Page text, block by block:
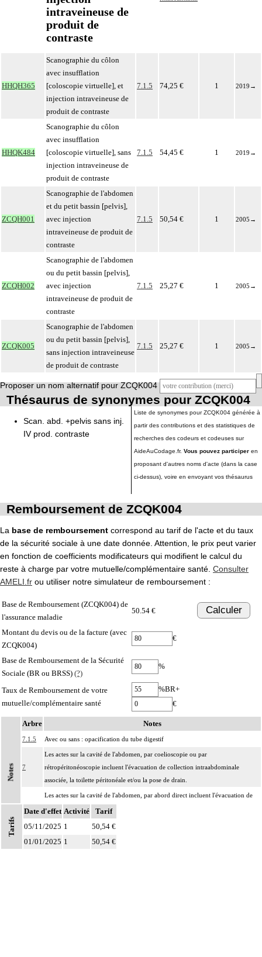
intraveineuse de
produit de
contraste
HHQH365
Scanographie du côlon
avec insufflation
[coloscopie virtuelle], et
injection intraveineuse de
produit de contraste
7.1.5 74,25 € 1 2019 →
HHQK484
Scanographie du côlon
avec insufflation
[coloscopie virtuelle], sans
injection intraveineuse de
produit de contraste
7.1.5 54,45 € 1 2019 →
ZCQH001
Scanographie de l'abdomen
et du petit bassin [pelvis],
avec injection
intraveineuse de produit de
contraste
7.1.5 50,54 € 1 2005 →
ZCQH002
Scanographie de l'abdomen
ou du petit bassin [pelvis],
avec injection
intraveineuse de produit de
contraste
7.1.5 25,27 € 1 2005 →
ZCQK005
Scanographie de l'abdomen
ou du petit bassin [pelvis],
sans injection intraveineuse
de produit de contraste
7.1.5 25,27 € 1 2005 →
Proposer un nom alternatif pour ZCQK004
Thésaurus de synonymes pour ZCQK004
Scan. abd. +pelvis sans inj.
IV prod. contraste
Liste de synonymes pour ZCQK004 générée à
partir des contributions et des statistiques de
recherches des codeurs et codeuses sur
AideAuCodage.fr. Vous pouvez participer en
proposant d'autres noms d'acte (dans la case
ci-dessus), voire en envoyant vos thésaurus
Remboursement de ZCQK004
La base de remboursement correspond au tarif de l'acte et du taux
de la sécurité sociale à une date donnée. Attention, le prix peut varier
en fonction de coefficients modificateurs qui modifient le calcul du
reste à charge par votre mutuelle/complémentaire santé. Consulter
AMELI.fr ou utiliser notre simulateur de remboursement :
Base de Remboursement (ZCQK004) de
l'assurance maladie
50.54 € Calculer
Montant du devis ou de la facture (avec
ZCQK004)
€
Base de Remboursement de la Sécurité
Sociale (BR ou BRSS) (?)
%
Taux de Remboursement de votre
mutuelle/complémentaire santé
%BR+
€
Notes
Arbre Notes
7.1.5 Avec ou sans : opacification du tube digestif
7
Les actes sur la cavité de l'abdomen, par coelioscopie ou par
rétropéritonéoscopie incluent l'évacuation de collection intraabdominale
associée, la toilette péritonéale et/ou la pose de drain.
7
Les actes sur la cavité de l'abdomen, par abord direct incluent l'évacuation de
collection intraabdominale associée, la toilette péritonéale et/ou la pose de
drain.
Tarifs
Date d'effet Activité
Tarif
05/11/2025 1
50,54 €
01/01/2025 1 50,54 €